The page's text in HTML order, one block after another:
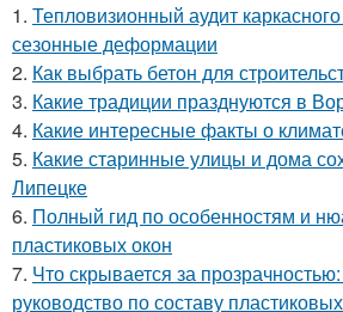
1. Тепловизионный аудит
сезонные деформации
2. Как выбрать бетон для
3. Какие традиции празднуются в
4. Какие интересные факты о
5. Какие старинные улицы и дома
Липецке
6. Полный гид по особенностям и
пластиковых окон
7. Что скрывается за
руководство по составу